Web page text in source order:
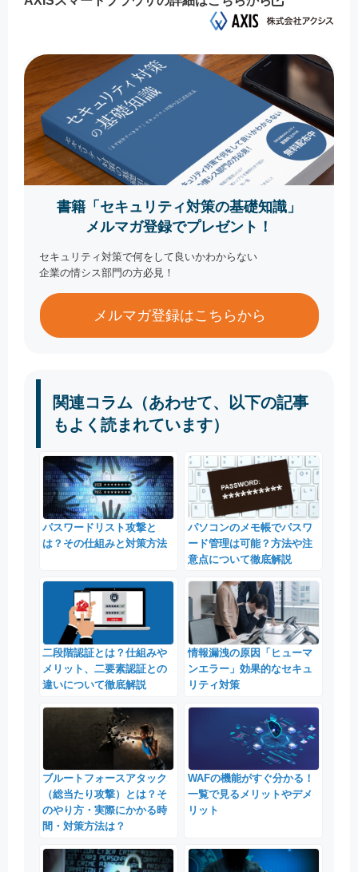
書籍「セキュリティ対策の基礎知識」
メルマガ登録でプレゼント！
セキュリティ対策で何をして良いかわからない
企業の情シス部門の方必見！
メルマガ登録はこちらから
関連コラム（あわせて、以下の記事
もよく読まれています）
パスワードリスト攻撃と
は？その仕組みと対策方法
パソコンのメモ帳でパスワ
ード管理は可能？方法や注
意点について徹底解説
二段階認証とは？仕組みや
メリット、二要素認証との
違いについて徹底解説
情報漏洩の原因「ヒューマ
ンエラー」効果的なセキュ
リティ対策
ブルートフォースアタック
（総当たり攻撃）とは？そ
のやり方・実際にかかる時
間・対策方法は？
WAFの機能がすぐ分かる！
一覧で見るメリットやデメ
リット